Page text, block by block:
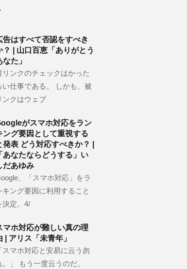
告はすべて否認をすべき
？ | 山口百恵「ありがとう
なた」
リンクのチェックはかった
い仕事である。 しかも、被
ンクはウェブ
がスマホ対応をラン
ング要因として重視する
発表 どう対応すべきか？ |
あなたならどうする」い
だあゆみ
、「スマホ対応」をラ
キング要因に利用すること
決定。4/
マホ対応が難しい真の理
| アリス「未青年」
スマホ対応と安易に云う勿
。」 もう一度云うのだ。